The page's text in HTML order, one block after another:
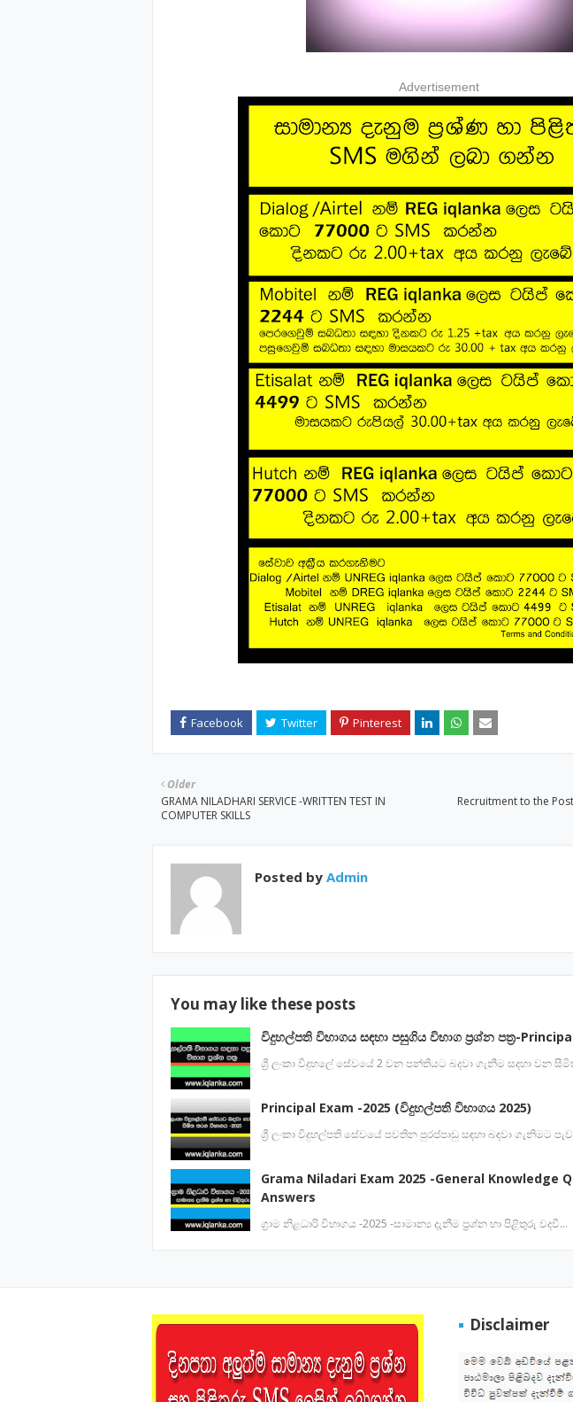
Advertisement
Recruitment to the
Older
GRAMA NILADHARI SERVICE -WRITTEN TEST IN
COMPUTER SKILLS
Posted by Admin
You may like these posts
විදුහල්පති විභාගය සඳහා පසුගිය විභාග ප්‍රශ්න පත්‍ර-
ශ්‍රී ලංකා විදුහලේ සේවයේ 2 වන පන්තියට බදවා ගැනීම සදහා වන
Principal Exam -2025 (විදුහල්පති විභාගය 2025)
ශ්‍රී ලංකා විදුහල්පති සේවයේ පවතින පුරප්පාඩු සඳහා බඳවා ගැනිමට
Grama Niladari Exam 2025 -General Knowledge
Answers
ග්‍රාම නිළධාරි විභාගය -2025 -සාමාන්‍ය දැනීම ප්‍රශ්න හා පිළිතුරු වදවී…
Disclaimer